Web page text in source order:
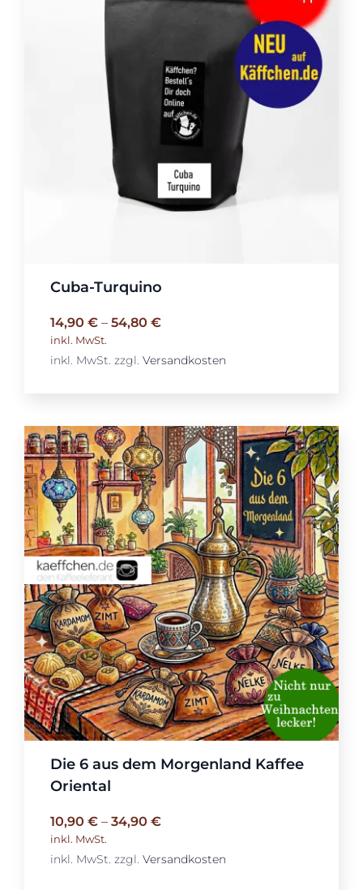
Cuba-Turquino
14,90 €– 54,80 €
inkl. MwSt.
inkl. MwSt. zzgl. Versandkosten
Die 6 aus dem Morgenland Kaffee
Oriental
10,90 €– 34,90 €
inkl. MwSt.
inkl. MwSt. zzgl. Versandkosten